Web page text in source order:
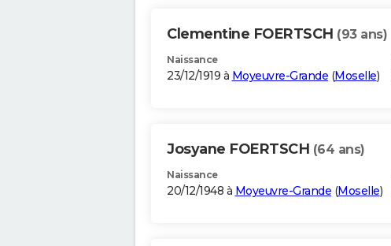
Clementine FOERTSCH (93 ans)
Naissance
23/12/1919 à Moyeuvre-Grande (Moselle)
Josyane FOERTSCH (64 ans)
Naissance
20/12/1948 à Moyeuvre-Grande (Moselle)